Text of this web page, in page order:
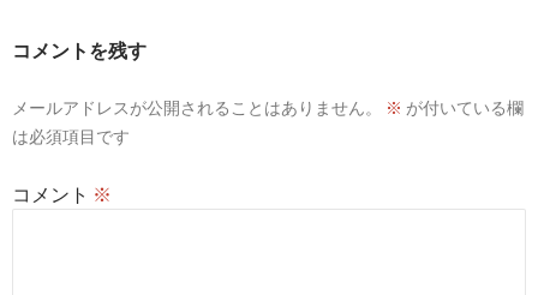
シ
ン
コメントを残す
メールアドレスが公開されることはありません。 ※ が付いている欄
は必須項目です
コメント ※